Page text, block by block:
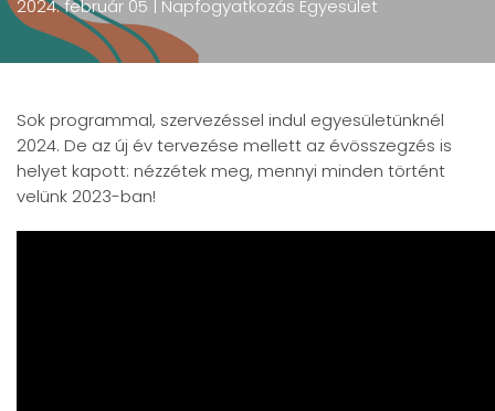
2024. február 05 | Napfogyatkozás Egyesület
Sok programmal, szervezéssel indul egyesületünknél
2024. De az új év tervezése mellett az évösszegzés is
helyet kapott: nézzétek meg, mennyi minden történt
velünk 2023-ban!